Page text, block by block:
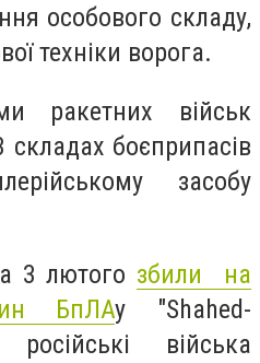
особового складу,
техніки ворога.
ракетних військ
складах боєприпасів
засобу
3 лютого збили на
БпЛАу "Shahed-
війська